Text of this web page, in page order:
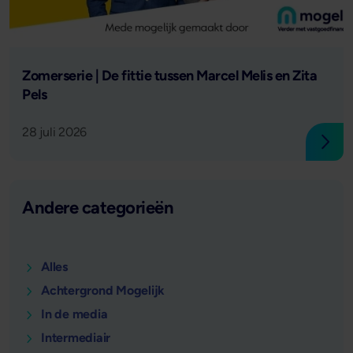
Lees verder
Zomerserie | De fittie tussen Marcel Melis en Zita
Pels
28 juli 2026
Andere categorieën
Alles
Achtergrond Mogelijk
In de media
Intermediair